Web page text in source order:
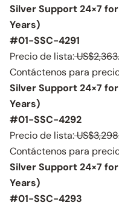
Silver Support 24×7
Years)
#01-SSC-4291
Precio de lista:
Contáctenos para
Silver Support 24×7
Years)
#01-SSC-4292
Precio de lista:
Contáctenos para
Silver Support 24×7
Years)
#01-SSC-4293